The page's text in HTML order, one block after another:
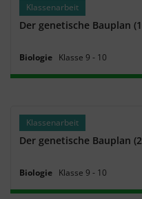
Klassenarbeit
Der genetische Bauplan
Biologie Klasse 9 ‐ 10
Klassenarbeit
Der genetische Bauplan
Biologie Klasse 9 ‐ 10